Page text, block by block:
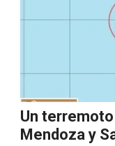
Un
Mendoza y